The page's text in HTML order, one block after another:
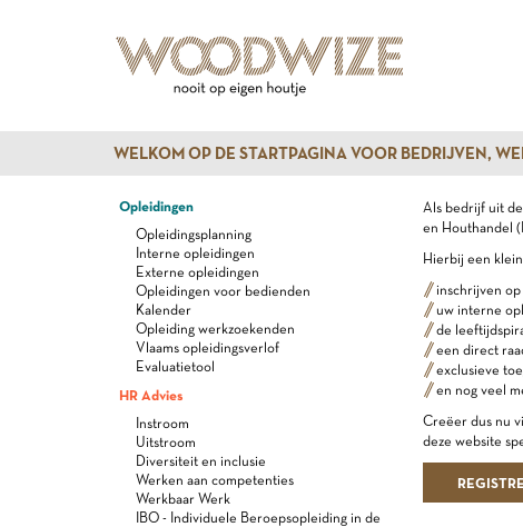
WELKOM OP DE STARTPAGINA VOOR BEDRIJVEN,
Opleidingen
Opleidingsplanning
Interne opleidingen
Externe opleidingen
Opleidingen voor bedienden
Kalender
Opleiding werkzoekenden
Vlaams opleidingsverlof
Evaluatietool
HR Advies
Instroom
Uitstroom
Diversiteit en inclusie
Werken aan competenties
Werkbaar Werk
IBO - Individuele Beroepsopleiding in de
Als bedrijf uit
en Houthandel
Hierbij een
inschrijven
uw interne
de
een direct
exclusieve
en nog veel
Creëer dus nu
deze website